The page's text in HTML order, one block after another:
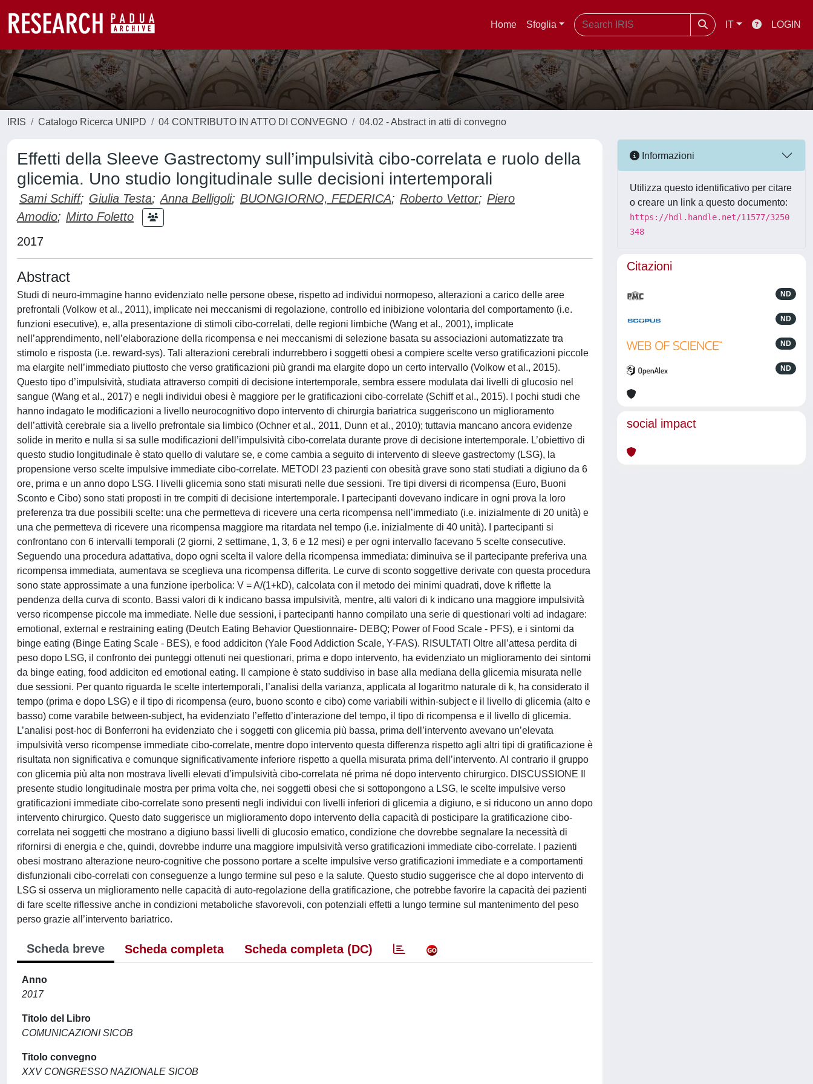
Home Sfoglia IT LOGIN
IRIS Catalogo Ricerca UNIPD 04 CONTRIBUTO IN ATTO DI CONVEGNO 04.02 - Abstract in atti di convegno
Effetti della Sleeve Gastrectomy sull’impulsività cibo-correlata e ruolo della
glicemia. Uno studio longitudinale sulle decisioni intertemporali
Sami Schiff; Giulia Testa; Anna Belligoli; BUONGIORNO, FEDERICA; Roberto Vettor; Piero
Amodio; Mirto Foletto
2017
Abstract
Studi di neuro-immagine hanno evidenziato nelle persone obese, rispetto ad individui normopeso, alterazioni a carico delle aree
prefrontali (Volkow et al., 2011), implicate nei meccanismi di regolazione, controllo ed inibizione volontaria del comportamento (i.e.
funzioni esecutive), e, alla presentazione di stimoli cibo-correlati, delle regioni limbiche (Wang et al., 2001), implicate
nell’apprendimento, nell’elaborazione della ricompensa e nei meccanismi di selezione basata su associazioni automatizzate tra
stimolo e risposta (i.e. reward-sys). Tali alterazioni cerebrali indurrebbero i soggetti obesi a compiere scelte verso gratificazioni piccole
ma elargite nell’immediato piuttosto che verso gratificazioni più grandi ma elargite dopo un certo intervallo (Volkow et al., 2015).
Questo tipo d’impulsività, studiata attraverso compiti di decisione intertemporale, sembra essere modulata dai livelli di glucosio nel
sangue (Wang et al., 2017) e negli individui obesi è maggiore per le gratificazioni cibo-correlate (Schiff et al., 2015). I pochi studi che
hanno indagato le modificazioni a livello neurocognitivo dopo intervento di chirurgia bariatrica suggeriscono un miglioramento
dell’attività cerebrale sia a livello prefrontale sia limbico (Ochner et al., 2011, Dunn et al., 2010); tuttavia mancano ancora evidenze
solide in merito e nulla si sa sulle modificazioni dell’impulsività cibo-correlata durante prove di decisione intertemporale. L’obiettivo di
questo studio longitudinale è stato quello di valutare se, e come cambia a seguito di intervento di sleeve gastrectomy (LSG), la
propensione verso scelte impulsive immediate cibo-correlate. METODI 23 pazienti con obesità grave sono stati studiati a digiuno da 6
ore, prima e un anno dopo LSG. I livelli glicemia sono stati misurati nelle due sessioni. Tre tipi diversi di ricompensa (Euro, Buoni
Sconto e Cibo) sono stati proposti in tre compiti di decisione intertemporale. I partecipanti dovevano indicare in ogni prova la loro
preferenza tra due possibili scelte: una che permetteva di ricevere una certa ricompensa nell’immediato (i.e. inizialmente di 20 unità) e
una che permetteva di ricevere una ricompensa maggiore ma ritardata nel tempo (i.e. inizialmente di 40 unità). I partecipanti si
confrontano con 6 intervalli temporali (2 giorni, 2 settimane, 1, 3, 6 e 12 mesi) e per ogni intervallo facevano 5 scelte consecutive.
Seguendo una procedura adattativa, dopo ogni scelta il valore della ricompensa immediata: diminuiva se il partecipante preferiva una
ricompensa immediata, aumentava se sceglieva una ricompensa differita. Le curve di sconto soggettive derivate con questa procedura
sono state approssimate a una funzione iperbolica: V = A/(1+kD), calcolata con il metodo dei minimi quadrati, dove k riflette la
pendenza della curva di sconto. Bassi valori di k indicano bassa impulsività, mentre, alti valori di k indicano una maggiore impulsività
verso ricompense piccole ma immediate. Nelle due sessioni, i partecipanti hanno compilato una serie di questionari volti ad indagare:
emotional, external e restraining eating (Deutch Eating Behavior Questionnaire- DEBQ; Power of Food Scale - PFS), e i sintomi da
binge eating (Binge Eating Scale - BES), e food addiciton (Yale Food Addiction Scale, Y-FAS). RISULTATI Oltre all’attesa perdita di
peso dopo LSG, il confronto dei punteggi ottenuti nei questionari, prima e dopo intervento, ha evidenziato un miglioramento dei sintomi
da binge eating, food addiciton ed emotional eating. Il campione è stato suddiviso in base alla mediana della glicemia misurata nelle
due sessioni. Per quanto riguarda le scelte intertemporali, l’analisi della varianza, applicata al logaritmo naturale di k, ha considerato il
tempo (prima e dopo LSG) e il tipo di ricompensa (euro, buono sconto e cibo) come variabili within-subject e il livello di glicemia (alto e
basso) come varabile between-subject, ha evidenziato l’effetto d’interazione del tempo, il tipo di ricompensa e il livello di glicemia.
L’analisi post-hoc di Bonferroni ha evidenziato che i soggetti con glicemia più bassa, prima dell’intervento avevano un’elevata
impulsività verso ricompense immediate cibo-correlate, mentre dopo intervento questa differenza rispetto agli altri tipi di gratificazione è
risultata non significativa e comunque significativamente inferiore rispetto a quella misurata prima dell’intervento. Al contrario il gruppo
con glicemia più alta non mostrava livelli elevati d’impulsività cibo-correlata né prima né dopo intervento chirurgico. DISCUSSIONE Il
presente studio longitudinale mostra per prima volta che, nei soggetti obesi che si sottopongono a LSG, le scelte impulsive verso
gratificazioni immediate cibo-correlate sono presenti negli individui con livelli inferiori di glicemia a digiuno, e si riducono un anno dopo
intervento chirurgico. Questo dato suggerisce un miglioramento dopo intervento della capacità di posticipare la gratificazione cibo-
correlata nei soggetti che mostrano a digiuno bassi livelli di glucosio ematico, condizione che dovrebbe segnalare la necessità di
rifornirsi di energia e che, quindi, dovrebbe indurre una maggiore impulsività verso gratificazioni immediate cibo-correlate. I pazienti
obesi mostrano alterazione neuro-cognitive che possono portare a scelte impulsive verso gratificazioni immediate e a comportamenti
disfunzionali cibo-correlati con conseguenze a lungo termine sul peso e la salute. Questo studio suggerisce che al dopo intervento di
LSG si osserva un miglioramento nelle capacità di auto-regolazione della gratificazione, che potrebbe favorire la capacità dei pazienti
di fare scelte riflessive anche in condizioni metaboliche sfavorevoli, con potenziali effetti a lungo termine sul mantenimento del peso
perso grazie all’intervento bariatrico.
Scheda breve Scheda completa Scheda completa (DC)
Anno
2017
Titolo del Libro
COMUNICAZIONI SICOB
Titolo convegno
XXV CONGRESSO NAZIONALE SICOB
Informazioni
Utilizza questo identificativo per citare
o creare un link a questo documento:
https://hdl.handle.net/11577/3250
348
Citazioni
ND
ND
ND
ND
social impact